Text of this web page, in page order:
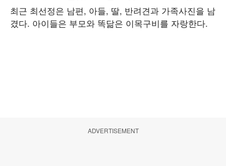
최근 최선정은 남편, 아들, 딸, 반려견과 가족사진을 남
겼다. 아이들은 부모와 똑닮은 이목구비를 자랑한다.
ADVERTISEMENT